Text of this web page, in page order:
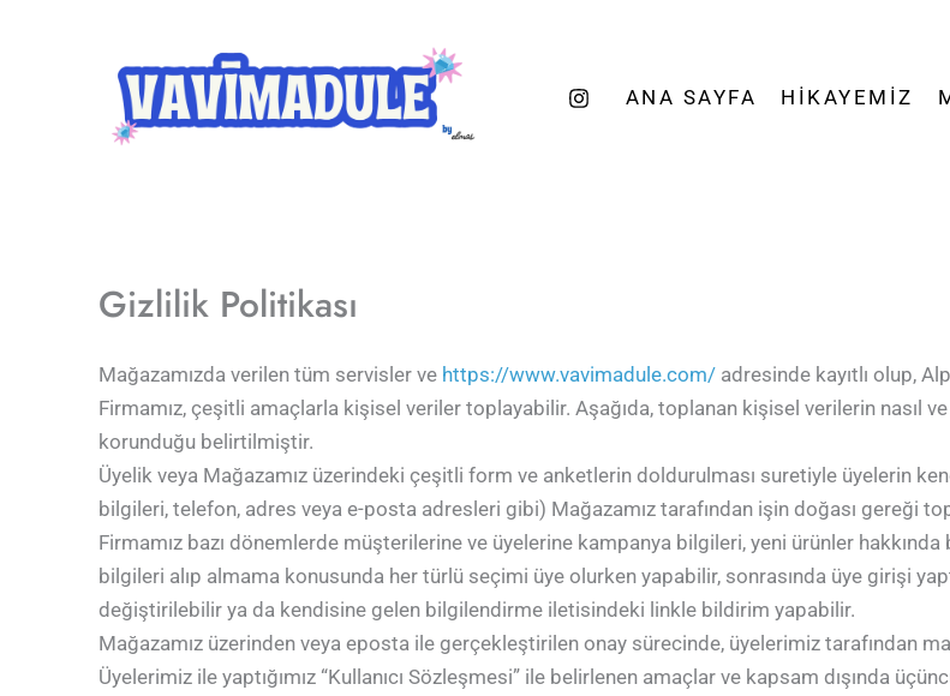
ANA SAYFA
HIKAYEMIZ
Gizlilik Politikası
Mağazamızda verilen tüm servisler ve https://www.vavimadule.com/ adresinde kayıtlı olup,
Firmamız, çeşitli amaçlarla kişisel veriler toplayabilir. Aşağıda, toplanan kişisel verilerin nasıl
korunduğu belirtilmiştir.
Üyelik veya Mağazamız üzerindeki çeşitli form ve anketlerin doldurulması suretiyle üyelerin
bilgileri, telefon, adres veya e-posta adresleri gibi) Mağazamız tarafından işin doğası gereği
Firmamız bazı dönemlerde müşterilerine ve üyelerine kampanya bilgileri, yeni ürünler
bilgileri alıp almama konusunda her türlü seçimi üye olurken yapabilir, sonrasında üye girişi
değiştirilebilir ya da kendisine gelen bilgilendirme iletisindeki linkle bildirim yapabilir.
Mağazamız üzerinden veya eposta ile gerçekleştirilen onay sürecinde, üyelerimiz tarafından
Üyelerimiz ile yaptığımız “Kullanıcı Sözleşmesi” ile belirlenen amaçlar ve kapsam dışında